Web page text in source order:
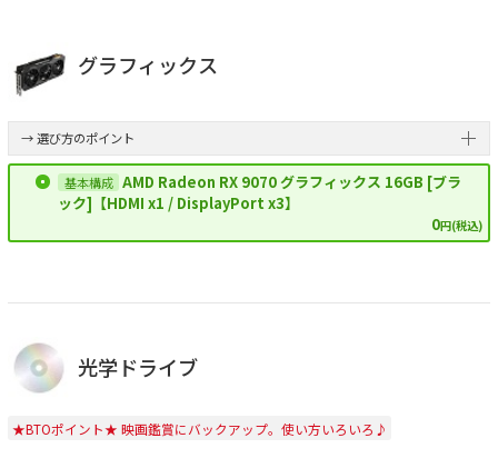
グラフィックス
→ 選び方のポイント
AMD Radeon RX 9070 グラフィックス 16GB [ブラ
ック]【HDMI x1 / DisplayPort x3】
0円(税込)
光学ドライブ
★BTOポイント★ 映画鑑賞にバックアップ。使い方いろいろ♪